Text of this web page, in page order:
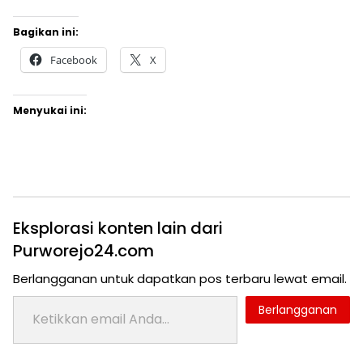
Bagikan ini:
Facebook X
Menyukai ini:
Eksplorasi konten lain dari
Purworejo24.com
Berlangganan untuk dapatkan pos terbaru lewat email.
Ketikkan email Anda...
Berlangganan